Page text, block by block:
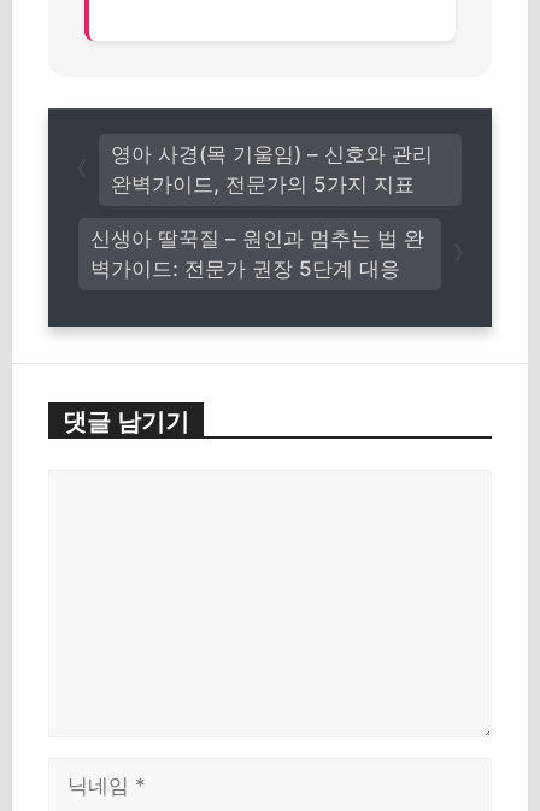
신생아 딸꾹질 – 원인과 멈추는 법 완
벽가이드: 전문가 권장 5단계 대응
영아 사경(목 기울임) – 신호와 관리
완벽가이드, 전문가의 5가지 지표
댓글 남기기